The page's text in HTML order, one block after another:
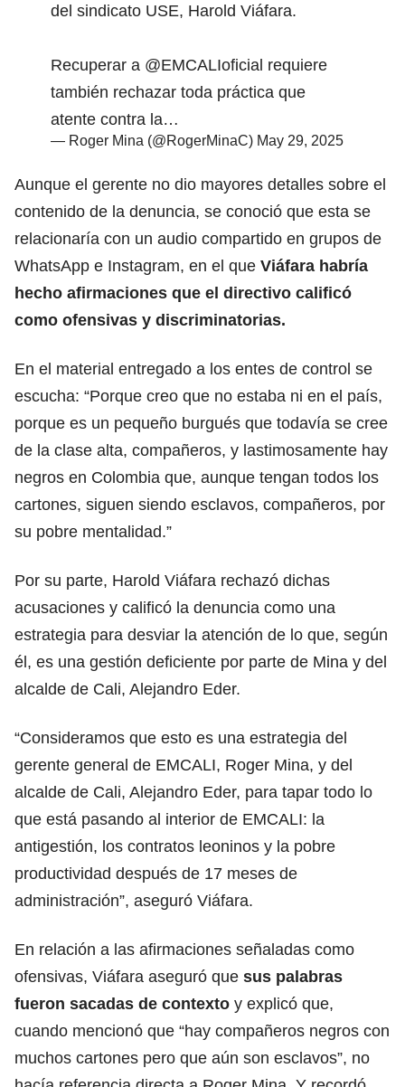
del sindicato USE, Harold Viáfara.
Recuperar a @EMCALIoficial requiere
también rechazar toda práctica que
atente contra la…
— Roger Mina (@RogerMinaC) May 29, 2025
Aunque el gerente no dio mayores detalles sobre el
contenido de la denuncia, se conoció que esta se
relacionaría con un audio compartido en grupos de
WhatsApp e Instagram, en el que Viáfara habría
hecho afirmaciones que el directivo calificó
como ofensivas y discriminatorias.
En el material entregado a los entes de control se
escucha: “Porque creo que no estaba ni en el país,
porque es un pequeño burgués que todavía se cree
de la clase alta, compañeros, y lastimosamente hay
negros en Colombia que, aunque tengan todos los
cartones, siguen siendo esclavos, compañeros, por
su pobre mentalidad.”
Por su parte, Harold Viáfara rechazó dichas
acusaciones y calificó la denuncia como una
estrategia para desviar la atención de lo que, según
él, es una gestión deficiente por parte de Mina y del
alcalde de Cali, Alejandro Eder.
“Consideramos que esto es una estrategia del
gerente general de EMCALI, Roger Mina, y del
alcalde de Cali, Alejandro Eder, para tapar todo lo
que está pasando al interior de EMCALI: la
antigestión, los contratos leoninos y la pobre
productividad después de 17 meses de
administración”, aseguró Viáfara.
En relación a las afirmaciones señaladas como
ofensivas, Viáfara aseguró que sus palabras
fueron sacadas de contexto y explicó que,
cuando mencionó que “hay compañeros negros con
muchos cartones pero que aún son esclavos”, no